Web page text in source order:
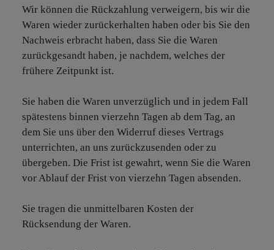
Wir können die Rückzahlung verweigern, bis wir die
Waren wieder zurückerhalten haben oder bis Sie den
Nachweis erbracht haben, dass Sie die Waren
zurückgesandt haben, je nachdem, welches der
frühere Zeitpunkt ist.
Sie haben die Waren unverzüglich und in jedem Fall
spätestens binnen vierzehn Tagen ab dem Tag, an
dem Sie uns über den Widerruf dieses Vertrags
unterrichten, an uns zurückzusenden oder zu
übergeben. Die Frist ist gewahrt, wenn Sie die Waren
vor Ablauf der Frist von vierzehn Tagen absenden.
Sie tragen die unmittelbaren Kosten der
Rücksendung der Waren.